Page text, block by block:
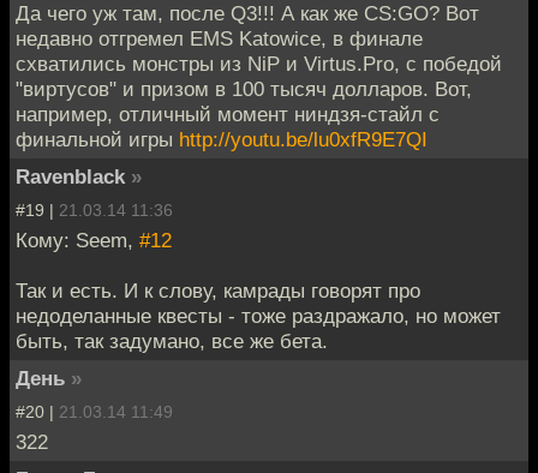
Да чего уж там, после Q3!!! А как же CS:GO? Вот
недавно отгремел EMS Katowice, в финале
схватились монстры из NiP и Virtus.Pro, с победой
"виртусов" и призом в 100 тысяч долларов. Вот,
например, отличный момент ниндзя-стайл с
финальной игры http://youtu.be/lu0xfR9E7QI
Ravenblack »
#19 | 21.03.14 11:36
Кому: Seem, #12
Так и есть. И к слову, камрады говорят про
недоделанные квесты - тоже раздражало, но может
быть, так задумано, все же бета.
День »
#20 | 21.03.14 11:49
322